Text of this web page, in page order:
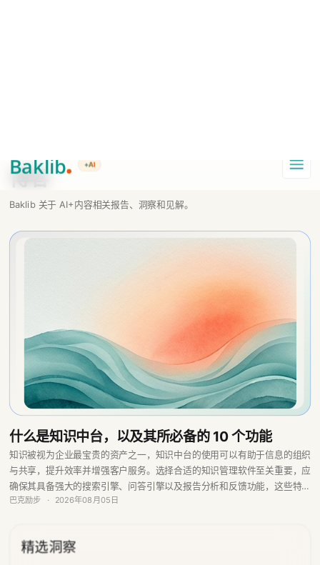
什么是知识中台，以及其所必备的 10 个功能
知识被视为企业最宝贵的资产之一，知识中台的使用可以有助于信息的组织
与共享，提升效率并增强客户服务。选择合适的知识管理软件至关重要，应
确保其具备强大的搜索引擎、问答引擎以及报告分析和反馈功能，这些特点
将提升团队的协作与生产力，从而实现更明智的决策。
巴克励步 · 2026年08月05日
精选洞察